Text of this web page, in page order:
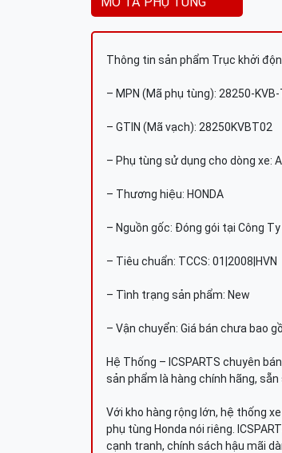
Thông tin sản phẩm Trục khởi
– MPN (Mã phụ tùng): 28250-
– GTIN (Mã vạch): 28250KVBT02
– Phụ tùng sử dụng cho dòng xe:
– Thương hiệu: HONDA
– Nguồn gốc: Đóng gói tại Công
– Tiêu chuẩn: TCCS: 01|2008|HVN
– Tình trạng sản phẩm: New
– Vận chuyển: Giá bán chưa bao
Hệ Thống – ICSPARTS chuyên
sản phẩm là hàng chính hãng,
Với kho hàng rộng lớn, hệ thống
phụ tùng Honda nói riêng.
cạnh tranh, chính sách hậu mãi